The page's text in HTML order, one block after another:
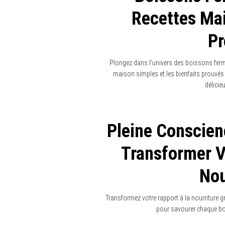
Recettes
Plongez dans l’univers des boissons
maison simples et les bienfaits
Pleine
Transformer
Transformez votre rapport à la nourriture
pour savourer chaque